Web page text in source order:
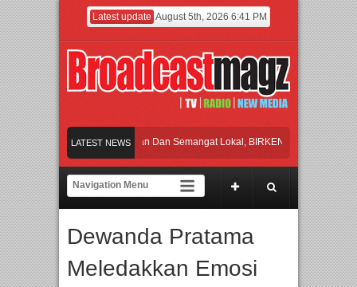
Latest update August 5th, 2026 6:41 PM
LATEST NEWS
Perpaduan Warisan Dan Semangat Lokal, BIRKENSTOCK INDONESIA
UT School, PTBA, dan Kamaju Tingkatkan Kualitas SDM melalui Basic
Eksklusif Pemain Sinetron Biarkan Hati Bicara, Febby Rastanty,
Perpaduan Warisan Dan Semangat Lokal, BIRKENSTOCK INDONESIA
Dewanda Pratama
Meledakkan Emosi